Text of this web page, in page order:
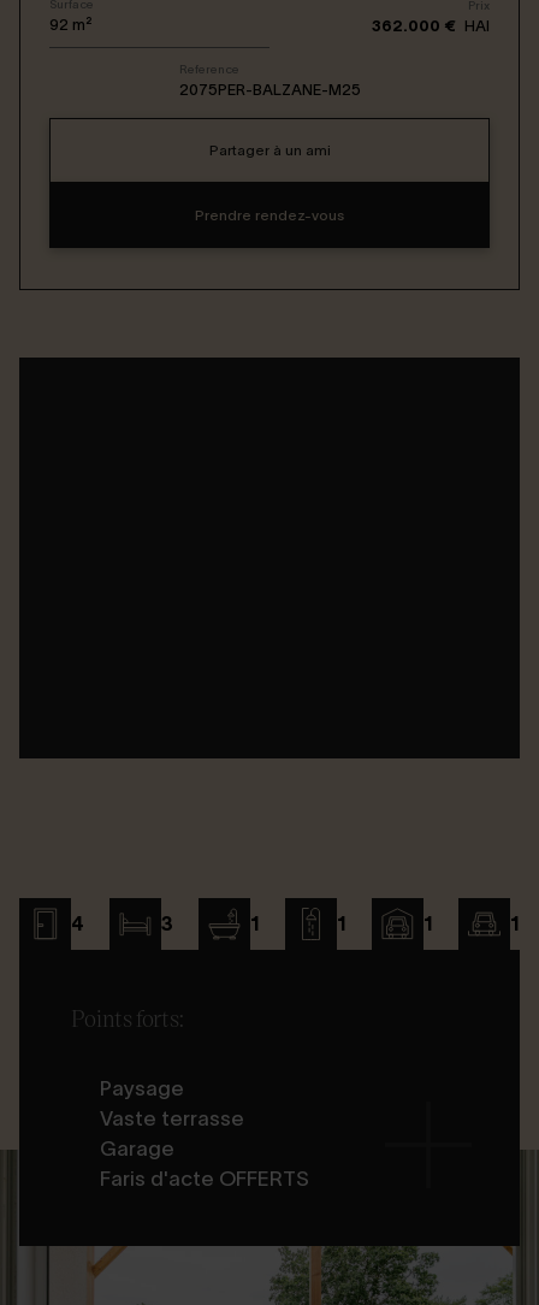
Connexion / Inscription
Espace Bailleur / Locataire
Surface
92 m²
Prix
362.000 € HAI
Reference
2075PER-BALZANE-M25
Partager à un ami
Prendre rendez-vous
4 3 1 1 1 1
Points forts:
Paysage
Vaste terrasse
Garage
Faris d'acte OFFERTS